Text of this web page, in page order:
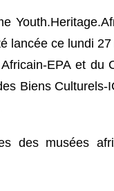
lancée ce lundi 27
EPA et du
Biens Culturels-
des musées